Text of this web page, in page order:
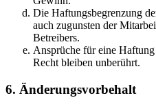
Die Haftungsbegrenzung
auch zugunsten der
Betreibers.
Ansprüche für eine
Recht bleiben unberührt.
6. Änderungsvorbehalt